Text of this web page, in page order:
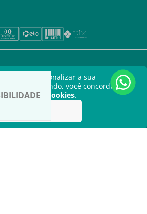
para personalizar a sua
navegando, você concorda com
de cookies.